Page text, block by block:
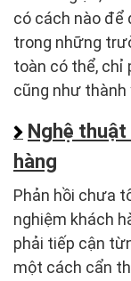
có cách nào để
trong những
toàn có thể, chỉ
cũng như thành
Nghệ
hàng
Phản hồi chưa
nghiệm khách
phải tiếp cận
một cách cẩn